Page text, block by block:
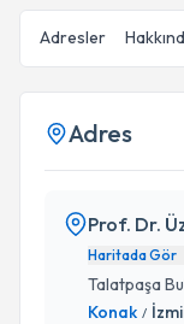
Adresler
Adres
Prof. Dr.
Haritada Gör
Talatpaşa
Konak /